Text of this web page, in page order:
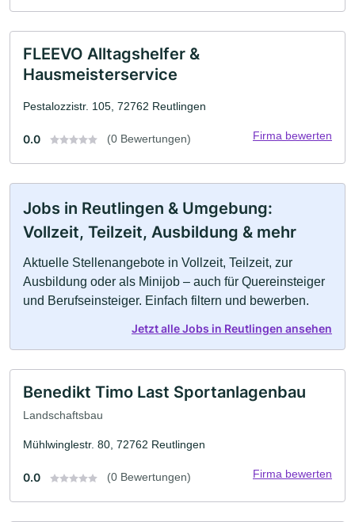
FLEEVO Alltagshelfer &
Hausmeisterservice
Pestalozzistr. 105, 72762 Reutlingen
0.0 (0 Bewertungen) Firma bewerten
Jobs in Reutlingen & Umgebung:
Vollzeit, Teilzeit, Ausbildung & mehr
Aktuelle Stellenangebote in Vollzeit, Teilzeit, zur
Ausbildung oder als Minijob – auch für Quereinsteiger
und Berufseinsteiger. Einfach filtern und bewerben.
Jetzt alle Jobs in Reutlingen ansehen
Benedikt Timo Last Sportanlagenbau
Landschaftsbau
Mühlwinglestr. 80, 72762 Reutlingen
0.0 (0 Bewertungen) Firma bewerten